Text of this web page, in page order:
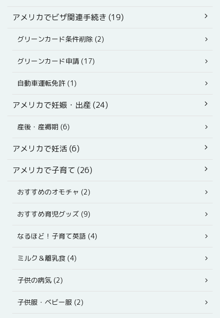
アメリカでビザ関連手続き (19)
グリーンカード条件削除 (2)
グリーンカード申請 (17)
自動車運転免許 (1)
アメリカで妊娠・出産 (24)
産後・産褥期 (6)
アメリカで妊活 (6)
アメリカで子育て (26)
おすすめのオモチャ (2)
おすすめ育児グッズ (9)
なるほど！子育て英語 (4)
ミルク＆離乳食 (4)
子供の病気 (2)
子供服・ベビー服 (2)